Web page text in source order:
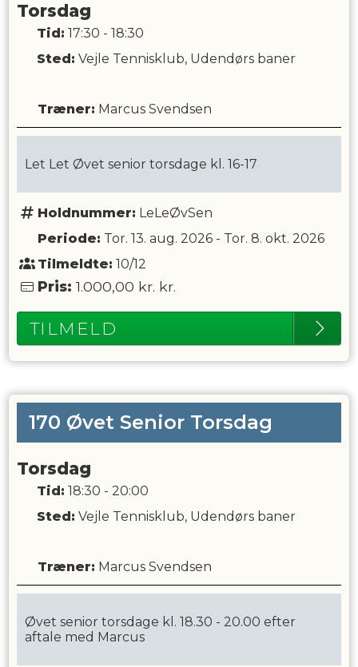
Torsdag
Tid: 17:30 - 18:30
Sted: Vejle Tennisklub, Udendørs baner
Træner: Marcus Svendsen
Let Let Øvet senior torsdage kl. 16-17
Holdnummer: LeLeØvSen
Periode: Tor. 13. aug. 2026- Tor. 8. okt. 2026
Tilmeldte: 10/12
Pris: 1.000,00 kr. kr.
TILMELD
170 Øvet Senior Torsdag
Torsdag
Tid: 18:30 - 20:00
Sted: Vejle Tennisklub, Udendørs baner
Træner: Marcus Svendsen
Øvet senior torsdage kl. 18.30 - 20.00 efter
aftale med Marcus